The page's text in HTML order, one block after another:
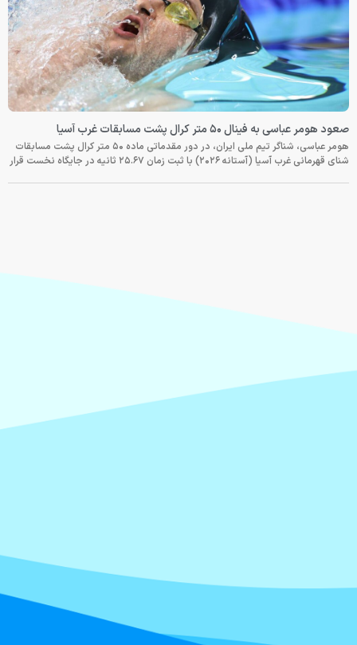
صعود هومر عباسی به فینال ۵۰ متر کرال پشت مسابقات غرب آسیا
هومر عباسی، شناگر تیم ملی ایران، در دور مقدماتی ماده ۵۰ متر کرال پشت مسابقات
شنای قهرمانی غرب آسیا (آستانه ۲۰۲۶) با ثبت زمان ۲۵.۶۷ ثانیه در جایگاه نخست قرار